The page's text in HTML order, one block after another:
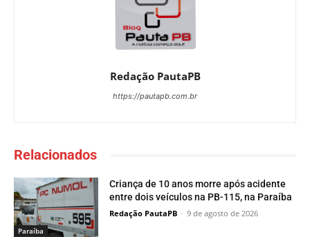
Redação PautaPB
https://pautapb.com.br
Relacionados
Paraí­ba
Criança de 10 anos morre após acidente
entre dois veículos na PB-115, na Paraíba
Redação PautaPB - 9 de agosto de 2026